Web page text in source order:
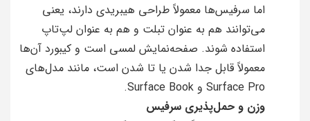
اما سرفیس‌ها معمولاً طراحی هیبریدی دارند، یعنی
می‌توانند هم به عنوان تبلت و هم به عنوان لپ‌تاپ
استفاده شوند. صفحه‌نمایش لمسی است و کیبورد آن‌ها
معمولاً قابل جدا شدن یا تا شدن است، مانند مدل‌های
Surface Pro و Surface Book.
وزن و حمل‌پذیری سرفیس